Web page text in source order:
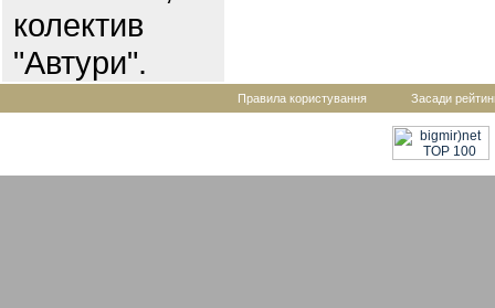
колектив
"Автури".
Правила користування Засади